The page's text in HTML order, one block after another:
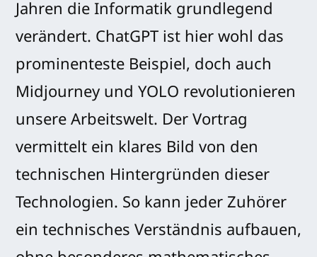
Jahren die Informatik grundlegend
verändert. ChatGPT ist hier wohl das
prominenteste Beispiel, doch auch
Midjourney und YOLO revolutionieren
unsere Arbeitswelt. Der Vortrag
vermittelt ein klares Bild von den
technischen Hintergründen dieser
Technologien. So kann jeder Zuhörer
ein technisches Verständnis aufbauen,